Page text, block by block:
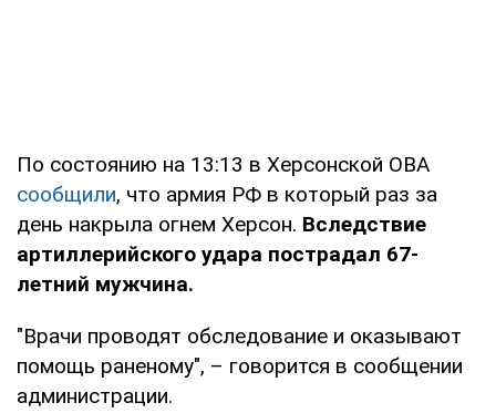
По состоянию на 13:13 в Херсонской ОВА
сообщили, что армия РФ в который раз за
день накрыла огнем Херсон. Вследствие
артиллерийского удара пострадал 67-
летний мужчина.
"Врачи проводят обследование и оказывают
помощь раненому", – говорится в сообщении
администрации.